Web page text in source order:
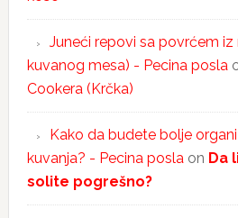
Juneći repovi sa povrćem iz
kuvanog mesa) - Pecina posla
Cookera (Krčka)
Kako da budete bolje
kuvanja? - Pecina poslaon Da
solite pogrešno?